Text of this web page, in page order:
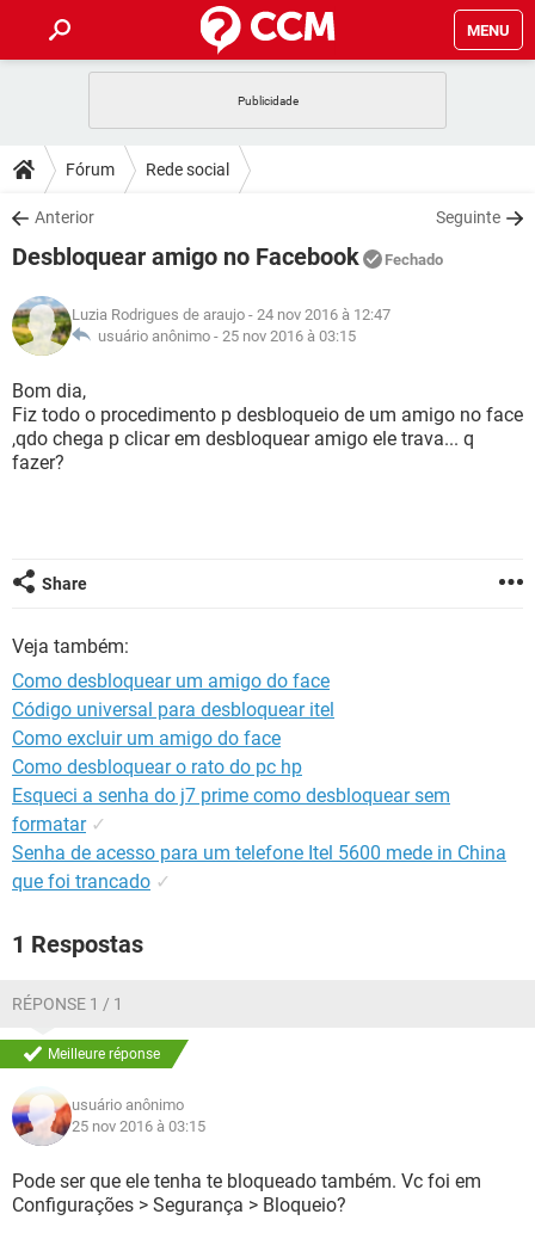
MENU
CELULAR
OUTLOOK
INSTAGRAM GMAIL
GUIA DE COMPRAS
DICAS
JOGOS
INSTAGRAM GMAIL
GUIA DE COMPRAS
DOWNLOADS
JOGOS WHATSAPP
CELULAR
OUTLOOK EXCEL
INSTAGRAM
GUIA DE COMPRAS
JOGOS WHATSAPP
CELULAR
OUTLOOK
INSTAGRAM GMAIL
GLOSSÁRIO
JOGOS
CELULAR FACEBOOK
OUTLOOK
Fórum Rede social
Anterior Seguinte
Desbloquear amigo no Facebook Fechado
Luzia Rodrigues de araujo - 24 nov 2016 à 12:47
usuário anônimo - 25 nov 2016 à 03:15
Bom dia,
Fiz todo o procedimento p desbloqueio de um amigo no face
,qdo chega p clicar em desbloquear amigo ele trava... q
fazer?
Share
Veja também:
Como desbloquear um amigo do face
Código universal para desbloquear itel
Como excluir um amigo do face
Como desbloquear o rato do pc hp
Esqueci a senha do j7 prime como desbloquear sem
formatar ✓
Senha de acesso para um telefone Itel 5600 mede in China
que foi trancado ✓
1 Respostas
RÉPONSE 1 / 1
Meilleure réponse
usuário anônimo
25 nov 2016 à 03:15
Pode ser que ele tenha te bloqueado também. Vc foi em
Configurações > Segurança > Bloqueio?